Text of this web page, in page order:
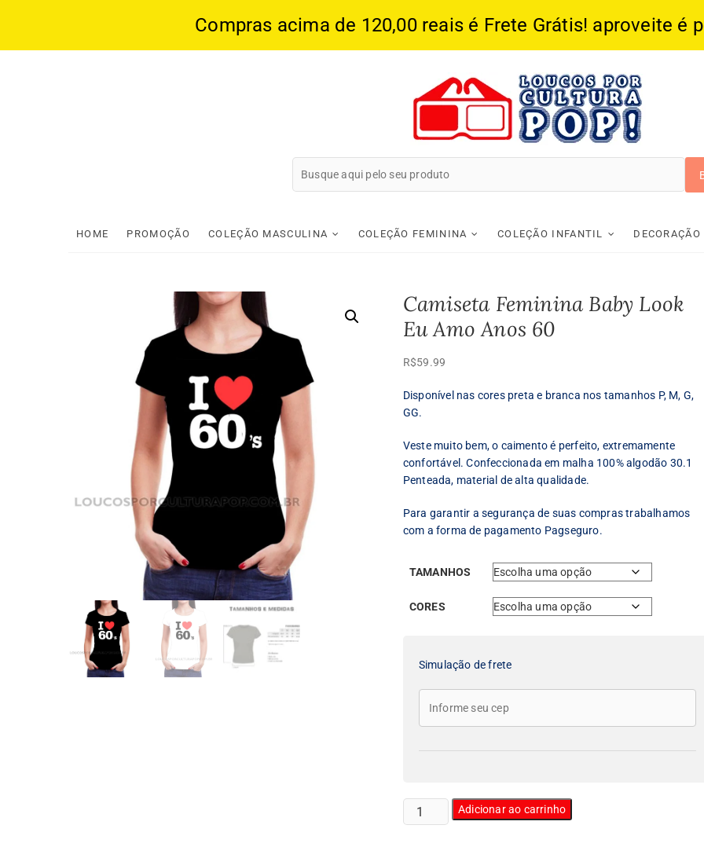
Compras acima de 120,00 reais é Frete Grátis! aproveite é
Loucos Por Cultura
HOME PROMOÇÃO COLEÇÃO MASCULINA COLEÇÃO FEMININA COLEÇÃO INFANTIL DECORAÇÃO
Camiseta Feminina Baby Look
Eu Amo Anos 60
R$59.99
Disponível nas cores preta e branca nos tamanhos P, M, G,
GG.
Veste muito bem, o caimento é perfeito, extremamente
confortável. Confeccionada em malha 100% algodão 30.1
Penteada, material de alta qualidade.
Para garantir a segurança de suas compras trabalhamos
com a forma de pagamento Pagseguro.
TAMANHOS
CORES
Simulação de frete
Camiseta
Feminina
Adicionar ao carrinho